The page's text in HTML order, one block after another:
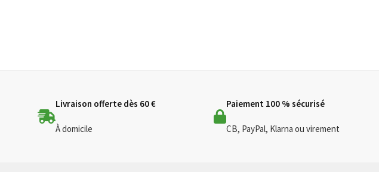
Livraison offerte dès 60 €
À domicile
Paiement 100 % sécurisé
CB, PayPal, Klarna ou virement